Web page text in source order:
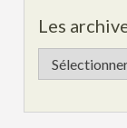
Les
Les
archives